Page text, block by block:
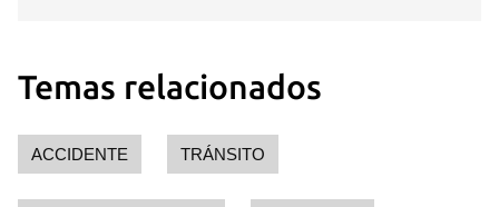
Temas relacionados
ACCIDENTE TRÁNSITO